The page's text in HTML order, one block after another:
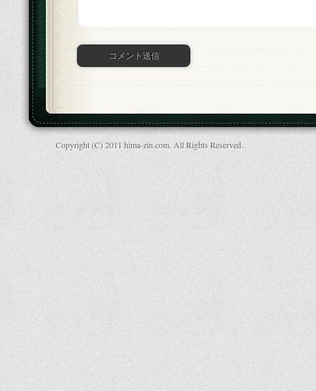
Copyright (C) 2011 hima-zin.com. All Rights Reserved.